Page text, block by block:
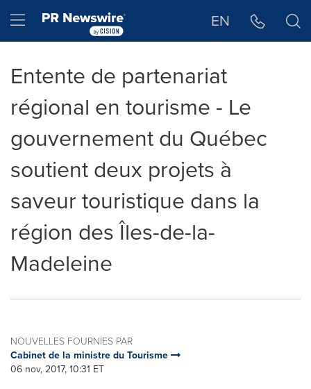
Hamburger menu EN
Entente de partenariat
régional en tourisme - Le
gouvernement du Québec
soutient deux projets à
saveur touristique dans la
région des Îles-de-la-
Madeleine
NOUVELLES FOURNIES PAR
Cabinet de la ministre du Tourisme
06 nov, 2017, 10:31 ET